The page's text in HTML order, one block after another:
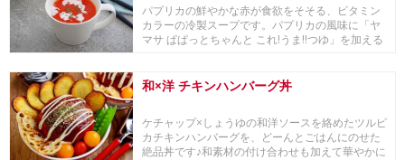
パプリカの鮮やかな赤が食欲をそそる、ビタミン
カラーの冷製スープです。パプリカの風味に「ヤ
マサ ぱぱっとちゃんと これ!うま!!つゆ」を加える
和×洋 チキンハンバーグ丼
ケチャップ×しょうゆの和洋ソースを絡めたツルピ
カチキンハンバーグを、どーんとごはんにのせた
絶品丼です♪和素材の付け合わせも加えて華やかに